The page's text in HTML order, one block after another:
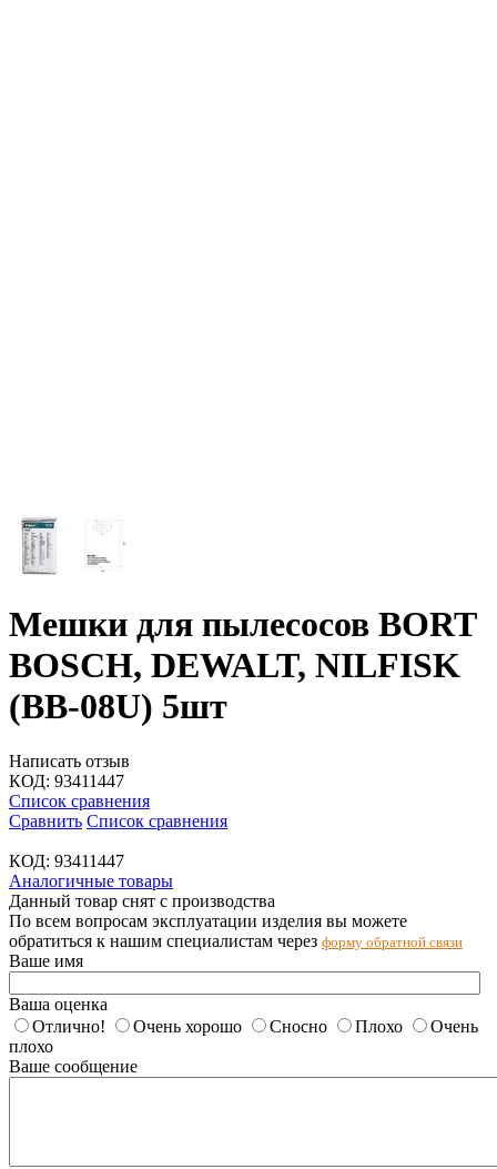
Мешки для пылесосов BORT
BOSCH, DEWALT, NILFISK
(BB-08U) 5шт
Написать отзыв
КОД: 93411447
Список сравнения
Сравнить Список сравнения
КОД: 93411447
Аналогичные товары
Данный товар снят с производства
По всем вопросам эксплуатации изделия вы можете
обратиться к нашим специалистам через форму обратной связи
Ваше имя
Ваша оценка
Отлично!
Очень хорошо Сносно Плохо
Очень
плохо
Ваше сообщение